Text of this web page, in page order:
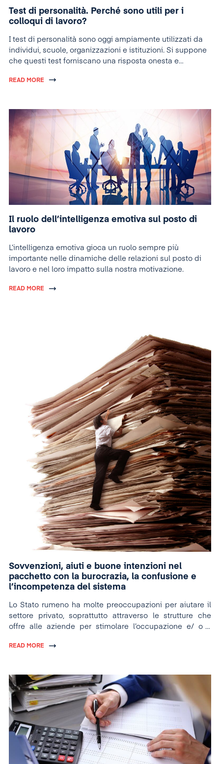
Test di personalità. Perché sono utili per i
colloqui di lavoro?
I test di personalità sono oggi ampiamente utilizzati da
individui, scuole, organizzazioni e istituzioni. Si suppone
che questi test forniscano una risposta onesta e
READ MORE
Il ruolo dell’intelligenza emotiva sul posto di
lavoro
L’intelligenza emotiva gioca un ruolo sempre più
importante nelle dinamiche delle relazioni sul posto di
lavoro e nel loro impatto sulla nostra motivazione.
READ MORE
Sovvenzioni, aiuti e buone intenzioni nel
pacchetto con la burocrazia, la confusione e
l’incompetenza del sistema
Lo Stato rumeno ha molte preoccupazioni per aiutare il
settore privato, soprattutto attraverso le strutture che
offre alle aziende per stimolare l’occupazione e/ o il
READ MORE